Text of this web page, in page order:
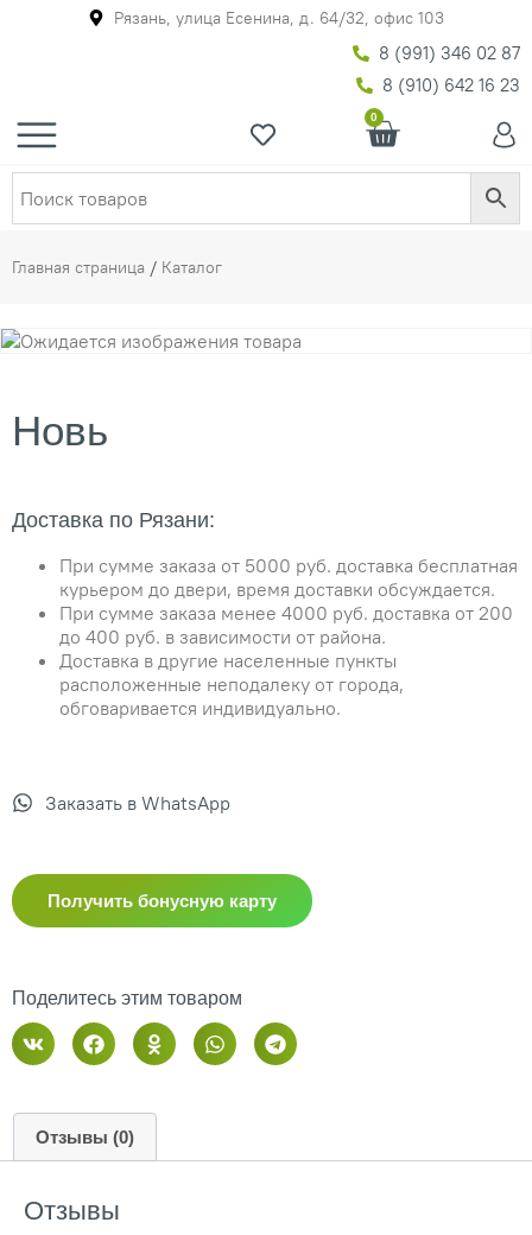
Рязань, улица Есенина, д. 64/32, офис 103
8 (991) 346 02 87
8 (910) 642 16 23
0
Главная страница / Каталог
Новь
Доставка по Рязани:
При сумме заказа от 5000 руб. доставка бесплатная
курьером до двери, время доставки обсуждается.
При сумме заказа менее 4000 руб. доставка от 200
до 400 руб. в зависимости от района.
Доставка в другие населенные пункты
расположенные неподалеку от города,
обговаривается индивидуально.
Заказать в WhatsApp
Получить бонусную карту
Поделитесь этим товаром
Отзывы (0)
Отзывы